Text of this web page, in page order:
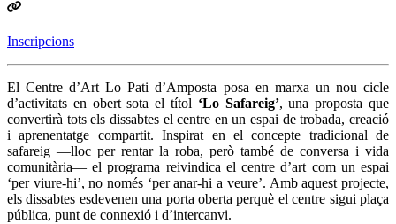
Inscripcions
El Centre d’Art Lo Pati d’Amposta posa en marxa un nou cicle
d’activitats en obert sota el títol ‘Lo Safareig’, una proposta que
convertirà tots els dissabtes el centre en un espai de trobada, creació
i aprenentatge compartit. Inspirat en el concepte tradicional de
safareig —lloc per rentar la roba, però també de conversa i vida
comunitària— el programa reivindica el centre d’art com un espai
‘per viure-hi’, no només ‘per anar-hi a veure’. Amb aquest projecte,
els dissabtes esdevenen una porta oberta perquè el centre sigui plaça
pública, punt de connexió i d’intercanvi.